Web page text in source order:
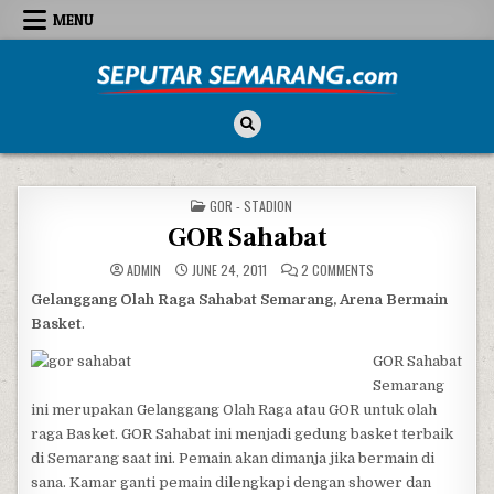
Skip to content
MENU
POSTED IN
GOR - STADION
GOR Sahabat
ADMIN JUNE 24, 2011 2 COMMENTSON GOR SAHABAT
Gelanggang Olah Raga Sahabat Semarang, Arena Bermain
Basket.
GOR Sahabat
Semarang
ini merupakan Gelanggang Olah Raga atau GOR untuk olah
raga Basket. GOR Sahabat ini menjadi gedung basket terbaik
di Semarang saat ini. Pemain akan dimanja jika bermain di
sana. Kamar ganti pemain dilengkapi dengan shower dan